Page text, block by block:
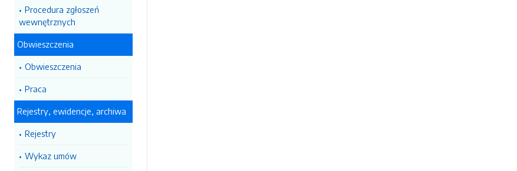
Procedura zgłoszeń
wewnętrznych
Obwieszczenia
Obwieszczenia
Praca
Rejestry, ewidencje, archiwa
Rejestry
Wykaz umów